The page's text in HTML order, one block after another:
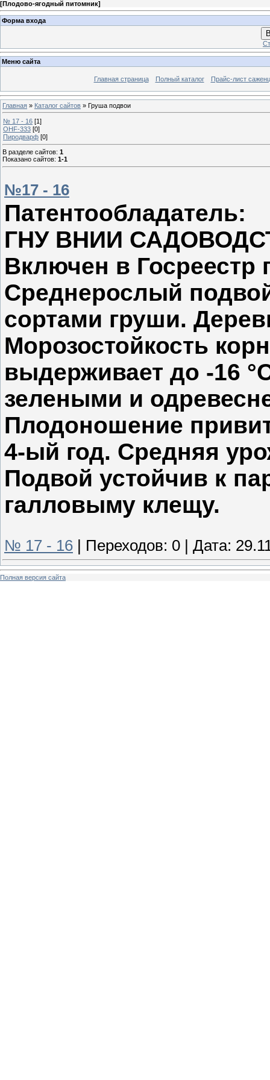
[Плодово-ягодный питомник]
Форма входа
Меню сайта
Главная страница Полный каталог Прайс-лист
Главная » Каталог сайтов » Груша подвои
№ 17 - 16 [1]
OHF-333 [0]
Пиродварф [0]
В разделе сайтов: 1
Показано сайтов: 1-1
№17 - 16
Патентообладатель:
ГНУ ВНИИ
Включен в Госреестр
Среднерослый
сортами груши.
Морозостойкость
выдерживает до -16
зелеными и
Плодоношение
4-ый год. Средняя
Подвой устойчив к
галловыму клещу.
№ 17 - 16 | Переходов: 0 | Дата:
Полная версия сайта